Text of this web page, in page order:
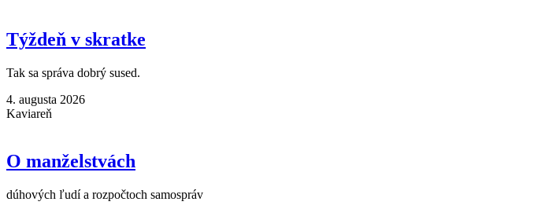
Týždeň v skratke
Tak sa správa dobrý sused.
4. augusta 2026
Kaviareň
O manželstvách
dúhových ľudí a rozpočtoch samospráv